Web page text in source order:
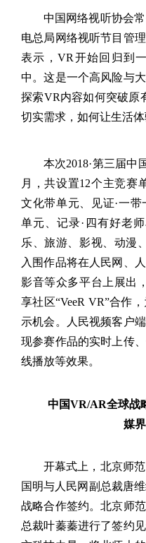
中国网络视听协会
电总局网络视听节目管
表示，VR 开始回归到
中。这是一个高风险与
探索VR内容如何突破原
切实需求，如何让生活体
本次2018·第三届中
月，共设置12个主竞赛
文化带单元、见证·一带
单元、记录· 四有好老
乐、旅游、影视、动漫
入围作品将在人民网、
影音等众多平台上展出
享社区“VeeR VR”合作
示机会。人民视频客户
现参赛作品的实时上传
线播放等效果。
中国VR/AR全球战
媒
开幕式上，北京师
国明与人民网副总裁唐
战略合作签约。北京师
总裁叶蓁蓁进行了签约